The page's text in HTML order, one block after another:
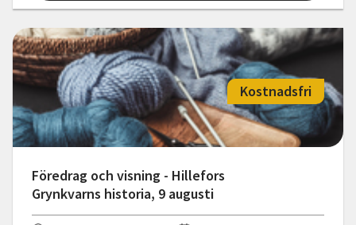
Föredrag och visning - Hillefors
Grynkvarns historia, 9 augusti
Kostnadsfri